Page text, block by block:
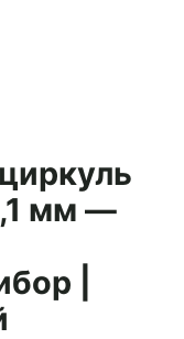
мм —
|